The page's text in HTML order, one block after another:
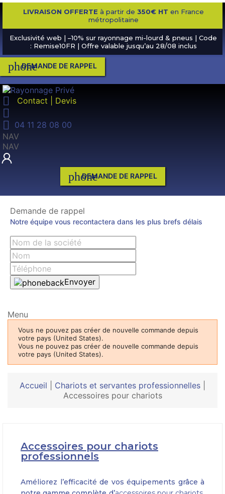
LIVRAISON OFFERTE à partir de 350€ HT en France
métropolitaine
Exclusivité web | –10% sur rayonnage mi-lourd & pneus | Code
: Remise10FR | Offre valable jusqu’au 28/08 inclus
phone
DEMANDE DE RAPPEL
 Contact | Devis


04 11 28 08 00
NAV
NAV
phone
DEMANDE DE RAPPEL
Demande de rappel
Notre équipe vous recontactera dans les plus brefs délais
Envoyer
Menu
Vous ne pouvez pas créer de nouvelle commande depuis
votre pays (United States).
Vous ne pouvez pas créer de nouvelle commande depuis
votre pays (United States).
Accueil Chariots et servantes professionnelles
Accessoires pour chariots
Accessoires pour chariots
professionnels
Améliorez l’efficacité de vos équipements grâce à